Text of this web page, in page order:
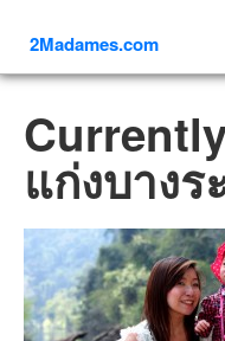
2Madames.com
ภาคเหนือ
ภาคใต้
ภาคกลาง
ภาคตะวันตก
ภาคอีสาน
แก่งบางร